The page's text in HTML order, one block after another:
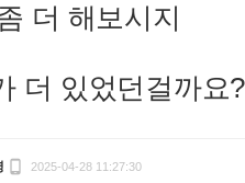
더 해보시지
더 있었던걸까요
 2025-04-28 11:27:30